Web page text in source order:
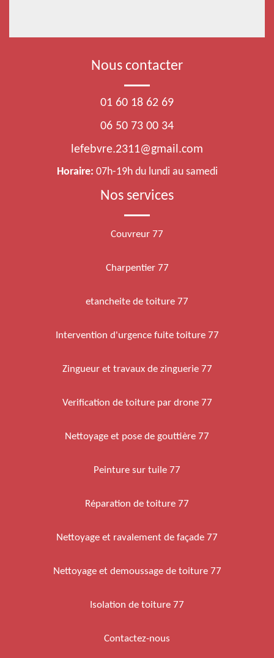
Nous contacter
01 60 18 62 69
06 50 73 00 34
lefebvre.2311@gmail.com
Horaire: 07h-19h du lundi au samedi
Nos services
Couvreur 77
Charpentier 77
etancheite de toiture 77
Intervention d'urgence fuite toiture 77
Zingueur et travaux de zinguerie 77
Verification de toiture par drone 77
Nettoyage et pose de gouttière 77
Peinture sur tuile 77
Réparation de toiture 77
Nettoyage et ravalement de façade 77
Nettoyage et demoussage de toiture 77
Isolation de toiture 77
Contactez-nous